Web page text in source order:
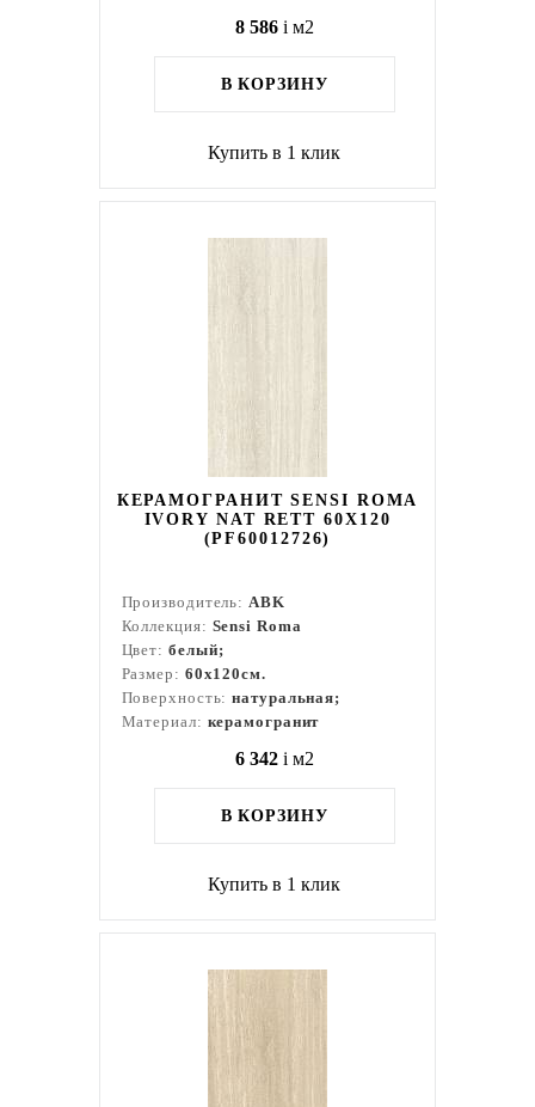
8 586 i м2
В КОРЗИНУ
Купить в 1 клик
КЕРАМОГРАНИТ SENSI ROMA
IVORY NAT RETT 60X120
(PF60012726)
Производитель:ABK
Коллекция: Sensi Roma
Цвет: белый;
Размер: 60x120см.
Поверхность:натуральная;
Материал: керамогранит
6 342 i м2
В КОРЗИНУ
Купить в 1 клик